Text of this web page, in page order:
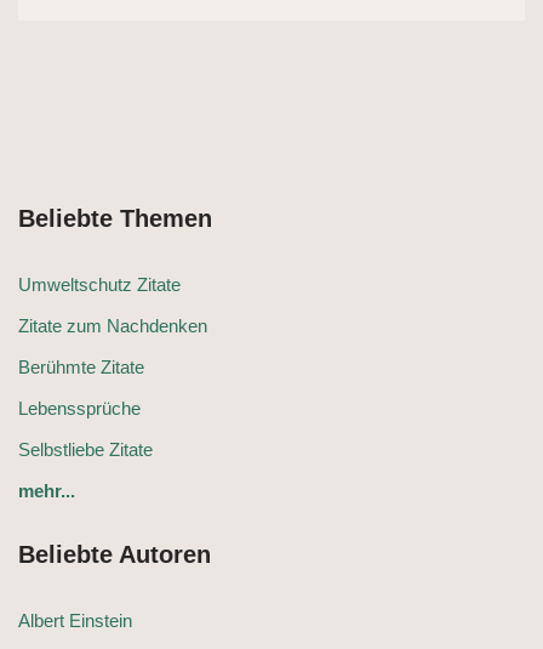
Beliebte Themen
Umweltschutz Zitate
Zitate zum Nachdenken
Berühmte Zitate
Lebenssprüche
Selbstliebe Zitate
mehr...
Beliebte Autoren
Albert Einstein